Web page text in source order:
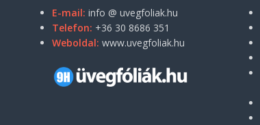
E-mail: info @ uvegfoliak.hu
Telefon: +36 30 8686 351
Weboldal: www.uvegfoliak.hu